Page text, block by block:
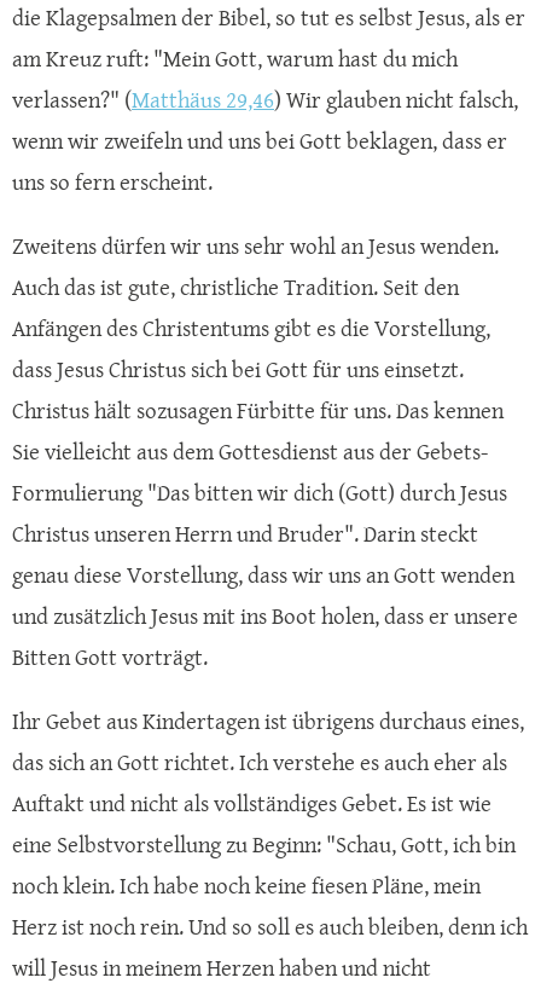
die Klagepsalmen der Bibel, so tut es selbst Jesus, als er
am Kreuz ruft: "Mein Gott, warum hast du mich
verlassen?" (Matthäus 29,46) Wir glauben nicht falsch,
wenn wir zweifeln und uns bei Gott beklagen, dass er
uns so fern erscheint.
Zweitens dürfen wir uns sehr wohl an Jesus wenden.
Auch das ist gute, christliche Tradition. Seit den
Anfängen des Christentums gibt es die Vorstellung,
dass Jesus Christus sich bei Gott für uns einsetzt.
Christus hält sozusagen Fürbitte für uns. Das kennen
Sie vielleicht aus dem Gottesdienst aus der Gebets-
Formulierung "Das bitten wir dich (Gott) durch Jesus
Christus unseren Herrn und Bruder". Darin steckt
genau diese Vorstellung, dass wir uns an Gott wenden
und zusätzlich Jesus mit ins Boot holen, dass er unsere
Bitten Gott vorträgt.
Ihr Gebet aus Kindertagen ist übrigens durchaus eines,
das sich an Gott richtet. Ich verstehe es auch eher als
Auftakt und nicht als vollständiges Gebet. Es ist wie
eine Selbstvorstellung zu Beginn: "Schau, Gott, ich bin
noch klein. Ich habe noch keine fiesen Pläne, mein
Herz ist noch rein. Und so soll es auch bleiben, denn ich
will Jesus in meinem Herzen haben und nicht